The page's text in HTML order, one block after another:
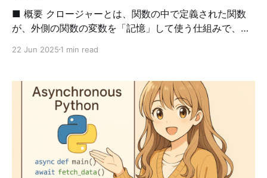
■ 概要 クロージャーとは、関数の中で定義された関数
が、外側の関数の変数を「記憶」して使う仕組みで、デ
具体例1 def make_multiplier(factor): def multiplier(x):
make_multiplier(3) times5 = make_multiplier(5)
print(times3(10)) # 30 print(times5(10)) # 50 ■ 解説
* make_multiplier関数の中で、multiplier関数を定義
し、それをreturnで返しています。 * multiplier関数は、
factorという外側の変数を使っています。 * factorは
make_multiplier関数の実行時に値が決定し、その値を覚
えたままmultiplier関数が実行されています。つまり、
22 Jun 2025 1 min read